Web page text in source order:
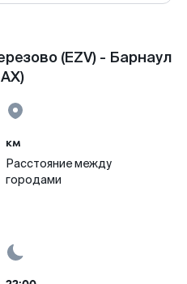
(EZV) - Барнаул
км
Расстояние между
городами